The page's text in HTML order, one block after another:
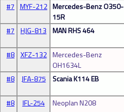
#7 MYF-212 Mercedes-Benz O350-
15R
#7 HJG-813 MAN RHS 464
#8 XFZ-132 Mercedes-Benz
OH1634L
#8 JFA-875 Scania K114 EB
#8 IFL-254 Neoplan N208